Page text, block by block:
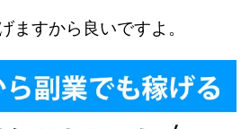
ますから良いですよ。